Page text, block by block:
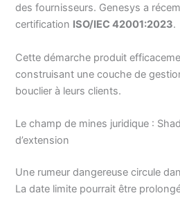
des fournisseurs. Genesys a
certification ISO/IEC 42001:2023.
Cette démarche produit
construisant une couche de
bouclier à leurs clients.
Le champ de mines juridique :
d’extension
Une rumeur dangereuse circule
La date limite pourrait être